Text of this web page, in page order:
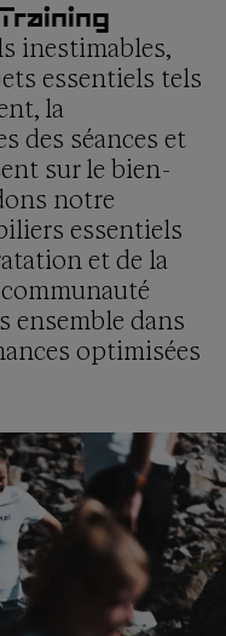
inestimables,
essentiels tels
la
des séances et
sur le bien-
notre
essentiels
et de la
ensemble dans
optimisées